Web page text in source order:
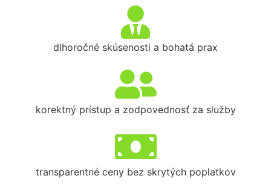
dlhoročné skúsenosti a bohatá prax
korektný prístup a zodpovednosť za služby
transparentné ceny bez skrytých poplatkov